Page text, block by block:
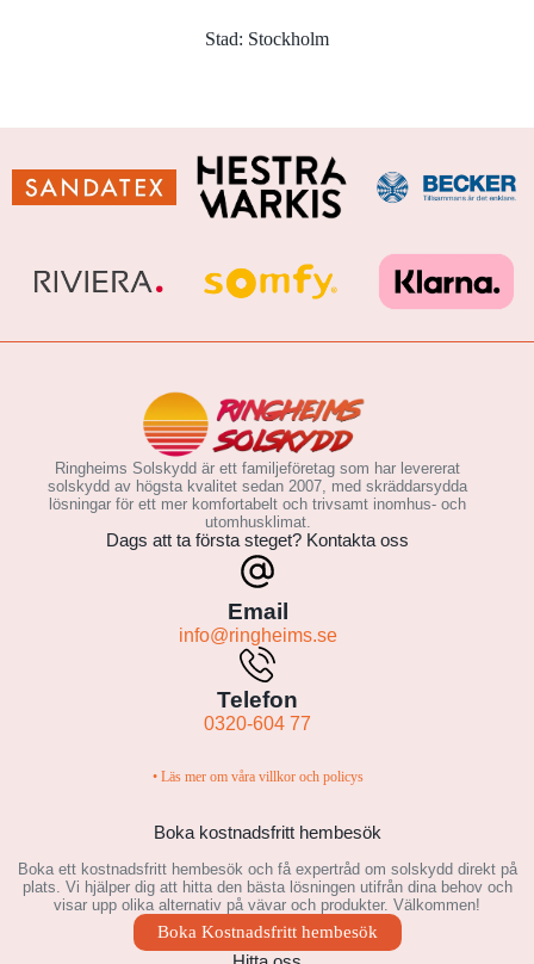
Stad: Stockholm
Ringheims Solskydd är ett familjeföretag som har levererat
solskydd av högsta kvalitet sedan 2007, med skräddarsydda
lösningar för ett mer komfortabelt och trivsamt inomhus- och
utomhusklimat.
Dags att ta första steget? Kontakta oss
Email
info@ringheims.se
Telefon
0320-604 77
• Läs mer om våra villkor och policys
Boka kostnadsfritt hembesök
Boka ett kostnadsfritt hembesök och få expertråd om solskydd direkt på
plats. Vi hjälper dig att hitta den bästa lösningen utifrån dina behov och
visar upp olika alternativ på vävar och produkter. Välkommen!
Boka Kostnadsfritt hembesök